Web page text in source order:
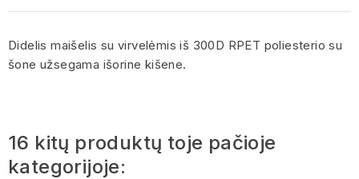
Didelis maišelis su virvelėmis iš 300D RPET poliesterio su
šone užsegama išorine kišene.
16 kitų produktų toje pačioje
kategorijoje: